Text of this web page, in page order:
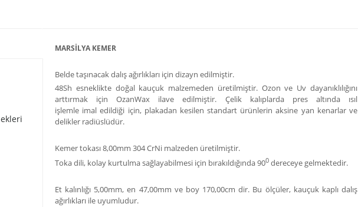
MARSİLYA KEMER
Belde taşınacak dalış ağırlıkları için dizayn edilmiştir.
48Sh esneklikte doğal kauçuk malzemeden üretilmiştir. Ozon ve Uv dayanıklılığını
arttırmak için OzanWax ilave edilmiştir. Çelik kalıplarda pres altında ısıl
işlemle imaledildiği için, plakadan kesilen standart ürünlerin aksine yan kenarlar ve
delikler radiüslüdür.
Kemer tokası 8,00mm 304 CrNi malzeden üretilmiştir.
Toka dili, kolay kurtulma sağlayabilmesi için bırakıldığında 900 dereceye gelmektedir.
Et kalınlığı 5,00mm, en 47,00mm ve boy 170,00cm dir. Bu ölçüler, kauçuk kaplı dalış
ağırlıkları ile uyumludur.